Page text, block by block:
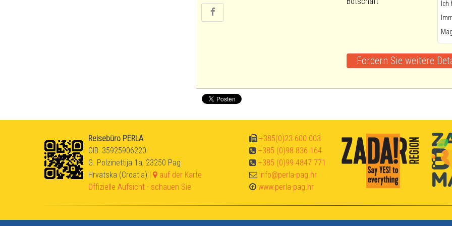
Reisebüro PERLA
OIB: 35925906220
G. Polzinettija 1a, 23250 Pag
Hrvatska (Croatia) |
auf der Karte
Offizielle Aufsicht - schauen Sie
+385(0)23 600 003
+385 (0)98 836 164
+385 (0)99 4847 771
info@perla-pag.hr
www.perla-pag.hr